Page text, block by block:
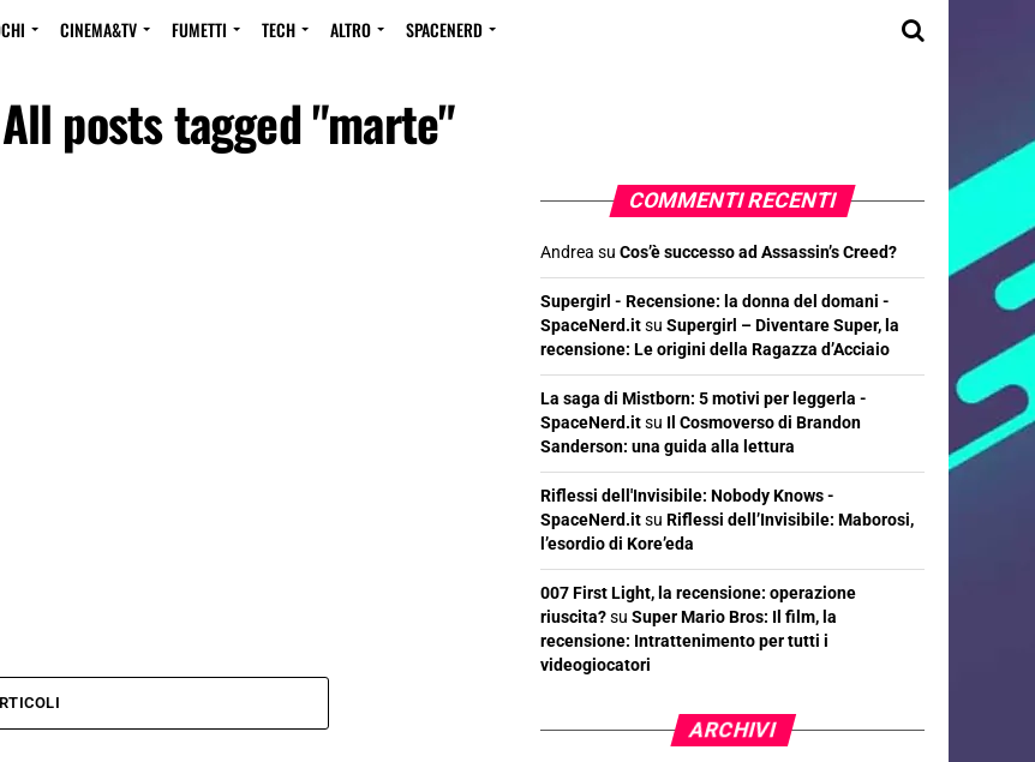
CINEMA&TV FUMETTI TECH ALTRO SPACENERD
All posts tagged "marte"
COMMENTI RECENTI
Andrea su Cos’è successo ad Assassin’s Creed?
Supergirl - Recensione: la donna del domani -
SpaceNerd.itsu Supergirl – Diventare Super, la
recensione: Le origini della Ragazza d’Acciaio
La saga di Mistborn: 5 motivi per leggerla -
SpaceNerd.itsu Il Cosmoverso di Brandon
Sanderson: una guida alla lettura
Riflessi dell'Invisibile: Nobody Knows -
SpaceNerd.itsu Riflessi dell’Invisibile: Maborosi,
l’esordio di Kore’eda
007 First Light, la recensione: operazione
riuscita?su Super Mario Bros: Il film, la
recensione: Intrattenimento per tutti i
videogiocatori
ARCHIVI